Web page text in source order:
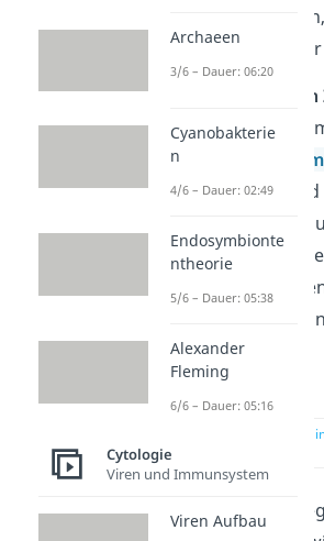
in der
Druckknöpfen
den Zellkontakt
sogenannten
zuständig. Das
Plasmafäden, die
Aussparungen in
Nachbarzelle
Aussparungen
Stützfunktion
zur Stelle
Damit eine Zelle
Archaeen
3/6 – Dauer: 06:20
Cyanobakterie
n
4/6 – Dauer: 02:49
Endosymbionte
ntheorie
5/6 – Dauer: 05:38
Alexander
Fleming
6/6 – Dauer: 05:16
Cytologie
Viren und Immunsystem
Viren Aufbau